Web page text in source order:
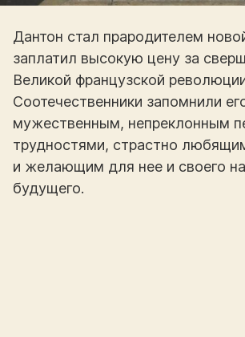
Дантон стал прародителем
заплатил высокую цену за
Великой французской
Соотечественники запомнили
мужественным, непреклонным
трудностями, страстно
и желающим для нее и своего
будущего.